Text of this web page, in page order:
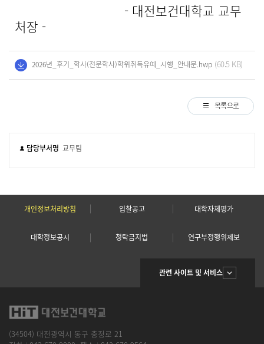
- 대전보건대학교 교무
처장 -
2026년_후기_학사(전문학사)학위취득유예_시행_안내문.hwp (60.5 KB)
목록으로
담당부서명 교무팀
개인정보처리방침 입찰공고 대학자체평가
대학정보공시 청탁금지법 연구부정행위제보
관련 사이트 및 서비스
(34504) 대전광역시 동구 충정로 21